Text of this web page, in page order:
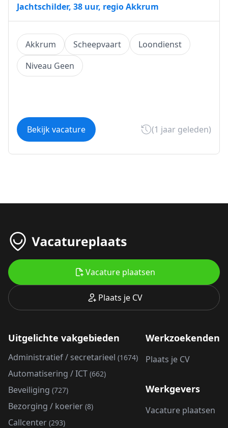
Jachtschilder, 38 uur, regio Akkrum
Akkrum Scheepvaart
Loondienst
Niveau Geen
Bekijk vacature (1 jaar geleden)
Plaats je CV
Vacature plaatsen
Uitgelichte vakgebieden
Administratief / secretarieel (1674)
Automatisering / ICT (662)
Beveiliging (727)
Bezorging / koerier (8)
Callcenter (293)
Werkzoekenden
Plaats je CV
Werkgevers
Vacature plaatsen